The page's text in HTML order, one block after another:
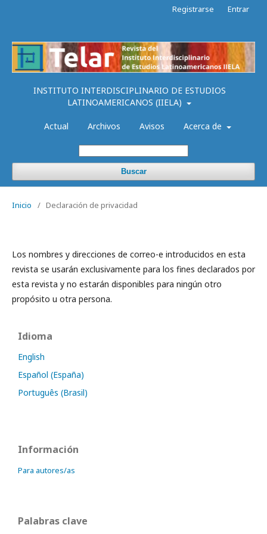
INSTITUTO INTERDISCIPLINARIO DE ESTUDIOS
LATINOAMERICANOS (IIELA)
Actual Archivos Avisos Acerca de
Buscar
Registrarse Entrar
Inicio / Declaración de privacidad
Los nombres y direcciones de correo-e introducidos en esta
revista se usarán exclusivamente para los fines declarados por
esta revista y no estarán disponibles para ningún otro
propósito u otra persona.
Idioma
English
Español (España)
Português (Brasil)
Información
Para autores/as
Palabras clave